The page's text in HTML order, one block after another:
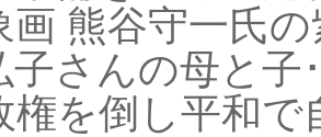
画 熊谷守一氏
子さんの母と子
権を倒し平和